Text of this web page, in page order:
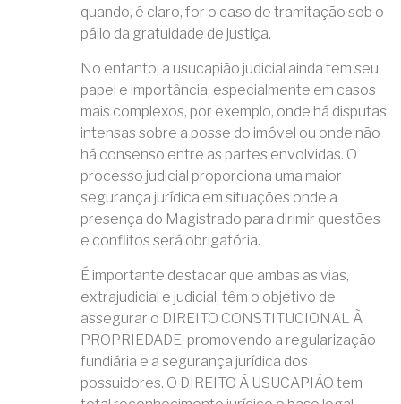
quando, é claro, for o caso de tramitação sob o
pálio da gratuidade de justiça.
No entanto, a usucapião judicial ainda tem seu
papel e importância, especialmente em casos
mais complexos, por exemplo, onde há disputas
intensas sobre a posse do imóvel ou onde não
há consenso entre as partes envolvidas. O
processo judicial proporciona uma maior
segurança jurídica em situações onde a
presença do Magistrado para dirimir questões
e conflitos será obrigatória.
É importante destacar que ambas as vias,
extrajudicial e judicial, têm o objetivo de
assegurar o DIREITO CONSTITUCIONAL À
PROPRIEDADE, promovendo a regularização
fundiária e a segurança jurídica dos
possuidores. O DIREITO À USUCAPIÃO tem